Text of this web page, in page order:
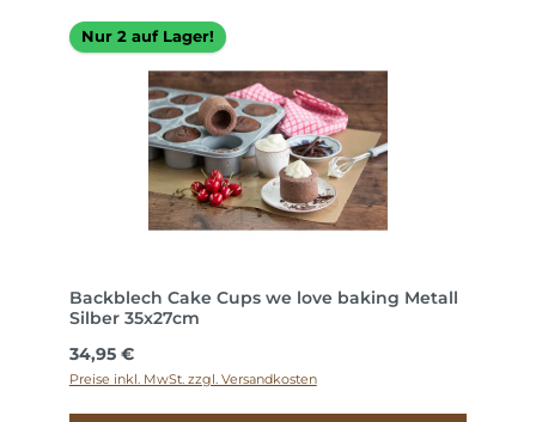
Nur 2 auf Lager!
Backblech Cake Cups we love baking Metall
Silber 35x27cm
Regulärer Preis:
34,95 €
Preise inkl. MwSt. zzgl. Versandkosten